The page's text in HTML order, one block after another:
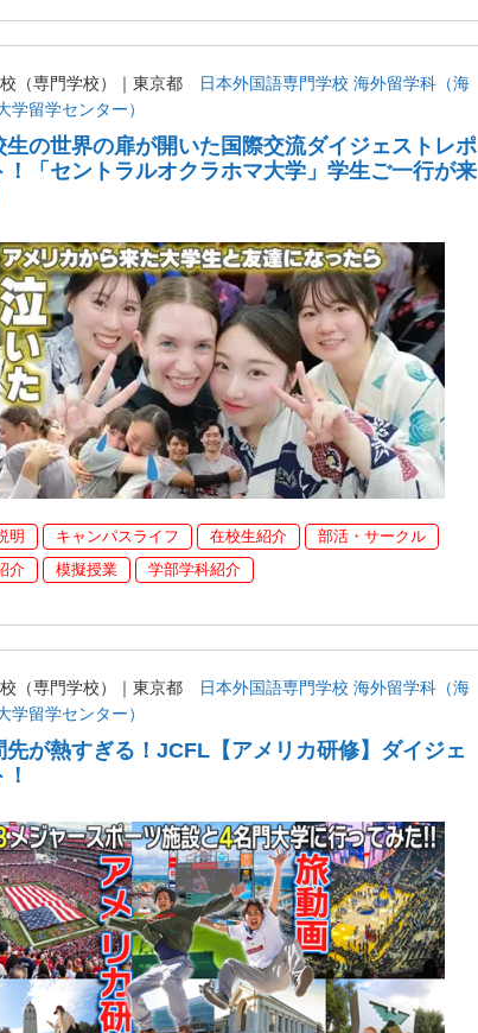
（専門学校）｜東京都
日本外国語専門学校 海外留学科（海
学留学センター）
生の世界の扉が開いた国際交流ダイジェストレポ
！「セントラルオクラホマ大学」学生ご一行が来
明 キャンパスライフ 在校生紹介
部活・サークル
介
模擬授業 学部学科紹介
（専門学校）｜東京都
日本外国語専門学校 海外留学科（海
学留学センター）
先が熱すぎる！JCFL【アメリカ研修】ダイジェ